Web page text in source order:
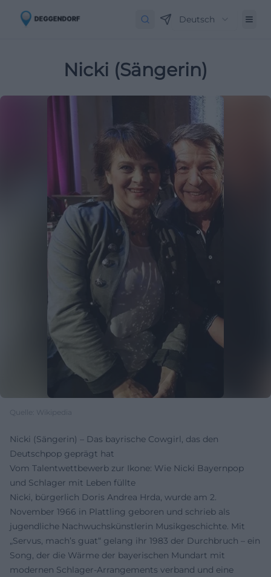
Deutsch
Nicki (Sängerin)
Quelle: Wikipedia
Nicki (Sängerin) – Das bayrische Cowgirl, das den
Deutschpop geprägt hat
Vom Talentwettbewerb zur Ikone: Wie Nicki Bayernpop
und Schlager mit Leben füllte
Nicki, bürgerlich Doris Andrea Hrda, wurde am 2.
November 1966 in Plattling geboren und schrieb als
jugendliche Nachwuchskünstlerin Musikgeschichte. Mit
„Servus, mach’s guat“ gelang ihr 1983 der Durchbruch – ein
Song, der die Wärme der bayerischen Mundart mit
modernen Schlager-Arrangements verband und eine